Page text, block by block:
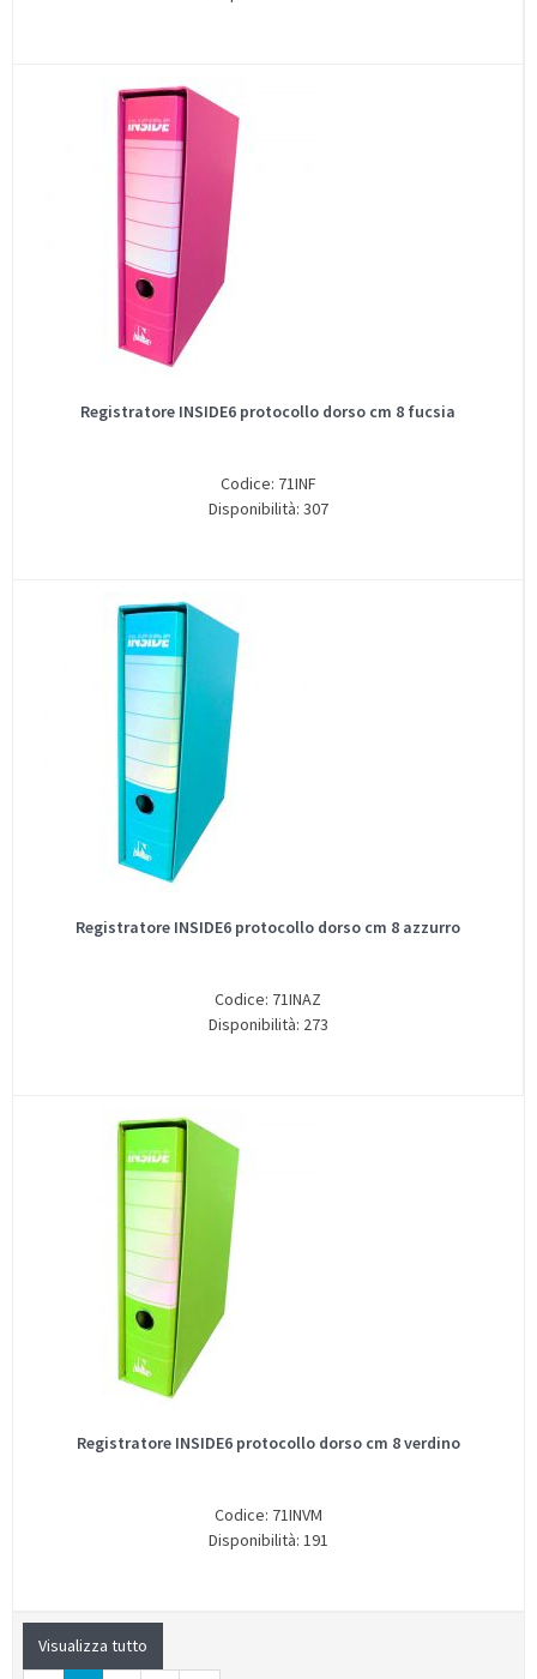
Registratore INSIDE6 protocollo dorso cm 8 fucsia
Codice: 71INF
Disponibilità: 307
Registratore INSIDE6 protocollo dorso cm 8 azzurro
Codice: 71INAZ
Disponibilità: 273
Registratore INSIDE6 protocollo dorso cm 8 verdino
Codice: 71INVM
Disponibilità: 191
Visualizza tutto